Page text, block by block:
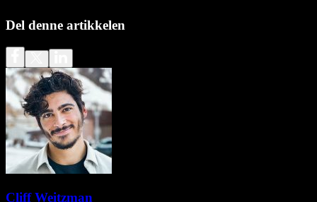
Del denne artikkelen
Cliff Weitzman